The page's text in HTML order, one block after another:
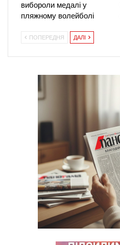
вибороли медалі у
пляжному волейболі
ПОПЕРЕДНЯ ДАЛІ